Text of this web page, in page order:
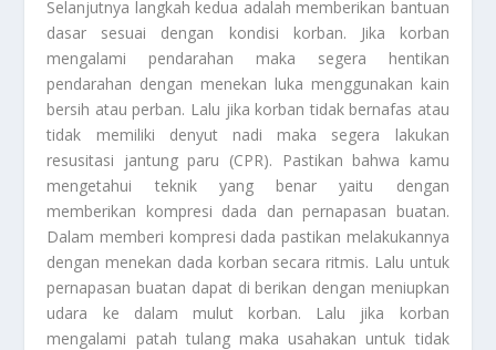
Selanjutnya langkah kedua adalah memberikan bantuan
dasar sesuai dengan kondisi korban. Jika korban
mengalami pendarahan maka segera hentikan
pendarahan dengan menekan luka menggunakan kain
bersih atau perban. Lalu jika korban tidak bernafas atau
tidak memiliki denyut nadi maka segera lakukan
resusitasi jantung paru (CPR). Pastikan bahwa kamu
mengetahui teknik yang benar yaitu dengan
memberikan kompresi dada dan pernapasan buatan.
Dalam memberi kompresi dada pastikan melakukannya
dengan menekan dada korban secara ritmis. Lalu untuk
pernapasan buatan dapat di berikan dengan meniupkan
udara ke dalam mulut korban. Lalu jika korban
mengalami patah tulang maka usahakan untuk tidak